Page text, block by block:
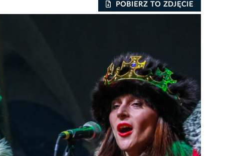
POBIERZ TO ZDJĘCIE